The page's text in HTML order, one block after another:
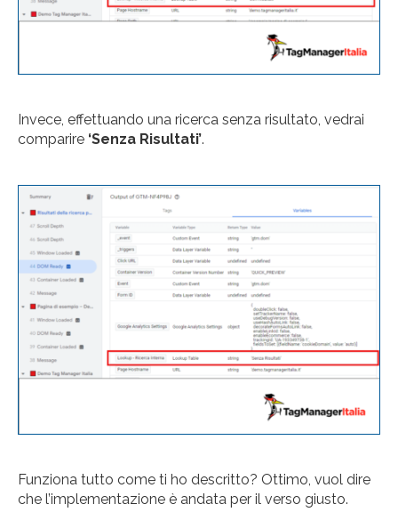
Invece, effettuando una ricerca senza risultato, vedrai
comparire ‘Senza Risultati’.
Funziona tutto come ti ho descritto? Ottimo, vuol dire
che l’implementazione è andata per il verso giusto.